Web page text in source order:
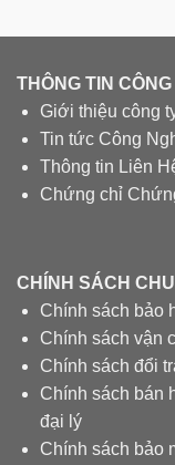
THÔNG TIN CÔNG
Giới thiệu công
Tin tức Công
Thông tin Liên
Chứng chỉ
CHÍNH SÁCH
Chính sách bảo
Chính sách vận
Chính sách đổi
Chính sách bán
đại lý
Chính sách bảo